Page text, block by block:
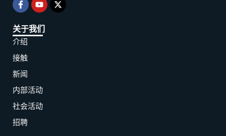
关于我们
介绍
接触
新闻
内部活动
社会活动
招聘